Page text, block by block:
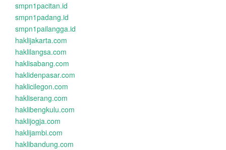
smpn1pacitan.id
smpn1padang.id
smpn1pailangga.id
haklijakarta.com
haklilangsa.com
haklisabang.com
haklidenpasar.com
haklicilegon.com
hakliserang.com
haklibengkulu.com
haklijogja.com
haklijambi.com
haklibandung.com